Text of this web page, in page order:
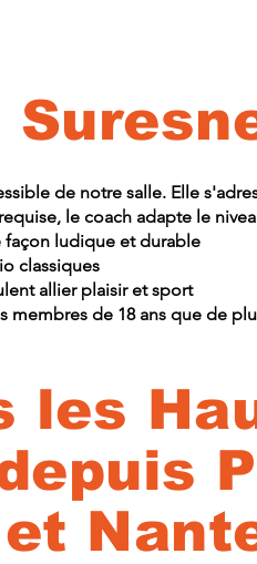
de notre salle. Elle
le coach adapte le
façon ludique et durable
classiques
allier plaisir et sport
membres de 18 ans que de
les